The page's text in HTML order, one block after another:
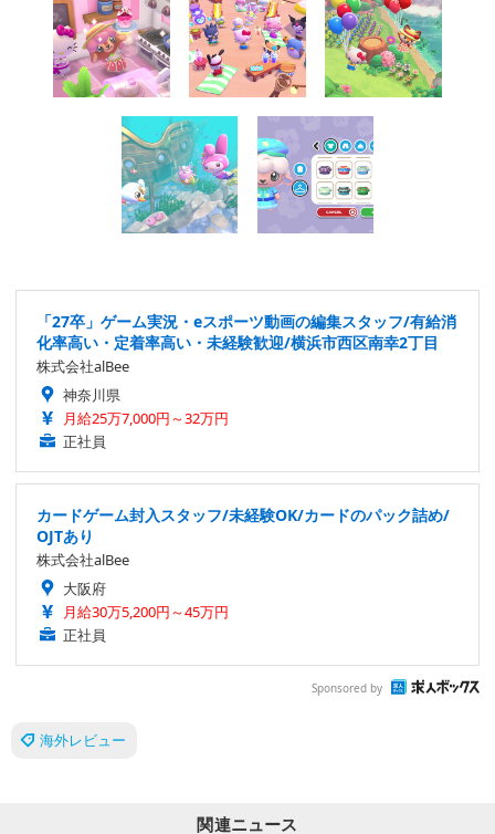
「27卒」ゲーム実況・eスポーツ動画の編集スタッフ/有給消
化率高い・定着率高い・未経験歓迎/横浜市西区南幸2丁目
株式会社alBee
神奈川県
月給25万7,000円～32万円
正社員
カードゲーム封入スタッフ/未経験OK/カードのパック詰め/
OJTあり
株式会社alBee
大阪府
月給30万5,200円～45万円
正社員
Sponsored by
海外レビュー
関連ニュース